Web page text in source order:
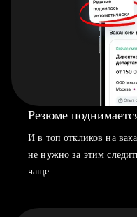
Резюме
И в топ откликов на
не нужно за этим
чаще